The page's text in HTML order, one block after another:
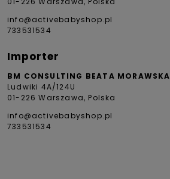
info@activebabyshop.pl
733531534
Importer
BM CONSULTING BEATA MORAWSKA
Ludwiki 4A/124U
01-226 Warszawa, Polska
info@activebabyshop.pl
733531534